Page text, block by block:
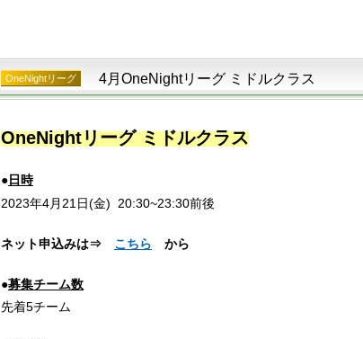
OneNightリーグ 4月OneNightリーグ ミドルクラス
OneNightリーグ ミドルクラス
●日時
2023年4月21日(金)
20:30~23:30前後
ネット申込みは⇒ こちら から
●募集チーム数
先着5チーム